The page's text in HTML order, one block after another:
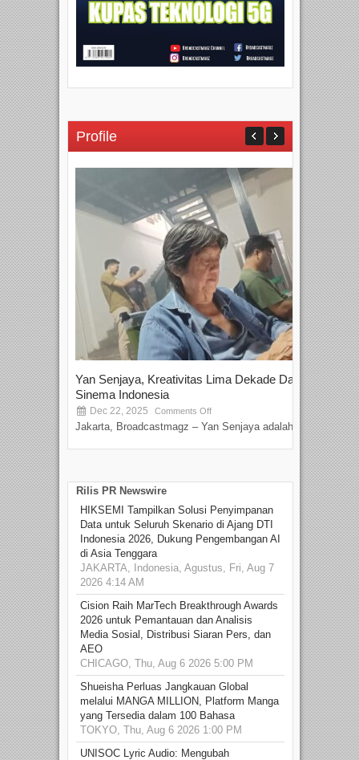
Profile
Yan Senjaya, Kreativitas Lima Dekade Dalam
Sinema Indonesia
Dec 22, 2025 Comments Off
Jakarta, Broadcastmagz – Yan Senjaya adalah...
Rilis PR Newswire
HIKSEMI Tampilkan Solusi Penyimpanan
Data untuk Seluruh Skenario di Ajang DTI
Indonesia 2026, Dukung Pengembangan AI
di Asia Tenggara
JAKARTA, Indonesia, Agustus, Fri, Aug 7
2026 4:14 AM
Cision Raih MarTech Breakthrough Awards
2026 untuk Pemantauan dan Analisis
Media Sosial, Distribusi Siaran Pers, dan
AEO
CHICAGO, Thu, Aug 6 2026 5:00 PM
Shueisha Perluas Jangkauan Global
melalui MANGA MILLION, Platform Manga
yang Tersedia dalam 100 Bahasa
TOKYO, Thu, Aug 6 2026 1:00 PM
UNISOC Lyric Audio: Mengubah